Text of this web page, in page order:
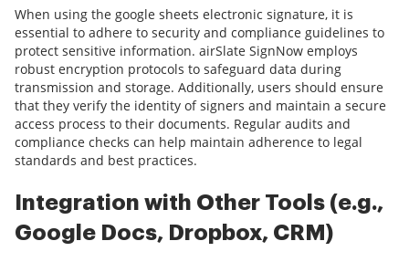
When using the google sheets electronic signature, it is
essential to adhere to security and compliance guidelines to
protect sensitive information. airSlate SignNow employs
robust encryption protocols to safeguard data during
transmission and storage. Additionally, users should ensure
that they verify the identity of signers and maintain a secure
access process to their documents. Regular audits and
compliance checks can help maintain adherence to legal
standards and best practices.
Integration with Other Tools (e.g.,
Google Docs, Dropbox, CRM)